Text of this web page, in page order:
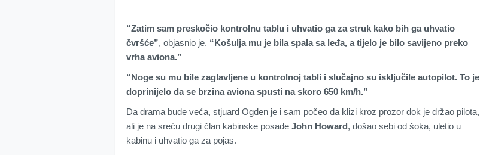
“Zatim sam preskočio kontrolnu tablu i uhvatio ga za struk kako bih ga uhvatio
čvršće”, objasnio je. “Košulja mu je bila spala sa leđa, a tijelo je bilo savijeno preko
vrha aviona.”
“Noge su mu bile zaglavljene u kontrolnoj tabli i slučajno su isključile autopilot. To je
doprinijelo da se brzina aviona spusti na skoro 650 km/h.”
Da drama bude veća, stjuard Ogden je i sam počeo da klizi kroz prozor dok je držao pilota,
ali je na sreću drugi član kabinske posade John Howard, došao sebi od šoka, uletio u
kabinu i uhvatio ga za pojas.